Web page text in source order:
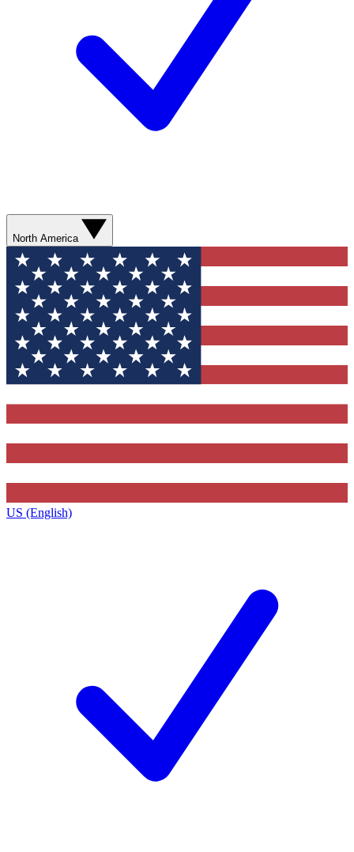
North America
US (English)